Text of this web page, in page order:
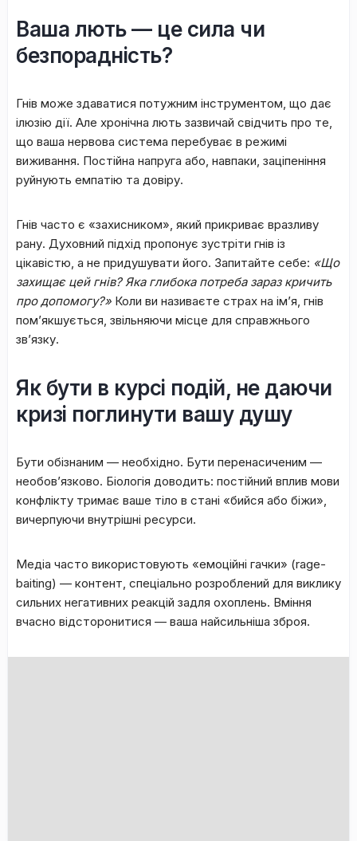
​Ваша лють — це сила чи
безпорадність?
​Гнів може здаватися потужним інструментом, що дає
ілюзію дії. Але хронічна лють зазвичай свідчить про те,
що ваша нервова система перебуває в режимі
виживання. Постійна напруга або, навпаки, заціпеніння
руйнують емпатію та довіру.
​Гнів часто є «захисником», який прикриває вразливу
рану. Духовний підхід пропонує зустріти гнів із
цікавістю, а не придушувати його. Запитайте себе: «Що
захищає цей гнів? Яка глибока потреба зараз кричить
про допомогу?» Коли ви називаєте страх на ім’я, гнів
пом’якшується, звільняючи місце для справжнього
зв’язку.
​Як бути в курсі подій, не даючи
кризі поглинути вашу душу
​Бути обізнаним — необхідно. Бути перенасиченим —
необов’язково. Біологія доводить: постійний вплив мови
конфлікту тримає ваше тіло в стані «бийся або біжи»,
вичерпуючи внутрішні ресурси.
​Медіа часто використовують «емоційні гачки» (rage-
baiting) — контент, спеціально розроблений для виклику
сильних негативних реакцій задля охоплень. Вміння
вчасно відсторонитися — ваша найсильніша зброя.